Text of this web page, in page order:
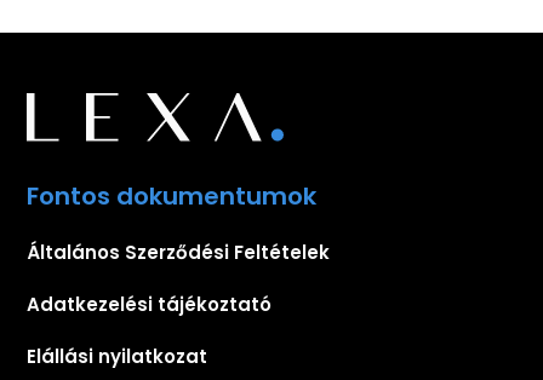
Fontos dokumentumok
Általános Szerződési Feltételek
Adatkezelési tájékoztató
Elállási nyilatkozat